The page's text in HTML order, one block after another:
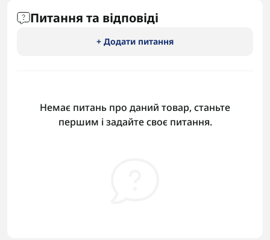
Питання та відповіді
+ Додати питання
Немає питань про даний товар, станьте
першим і задайте своє питання.